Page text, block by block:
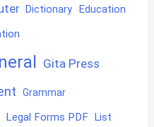
Dictionary Education
Gita Press
Grammar
Legal Forms PDF List